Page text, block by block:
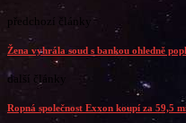
předchozí články
Žena vyhrála soud s bankou ohledně
další články
Ropná společnost Exxon koupí za 59,5